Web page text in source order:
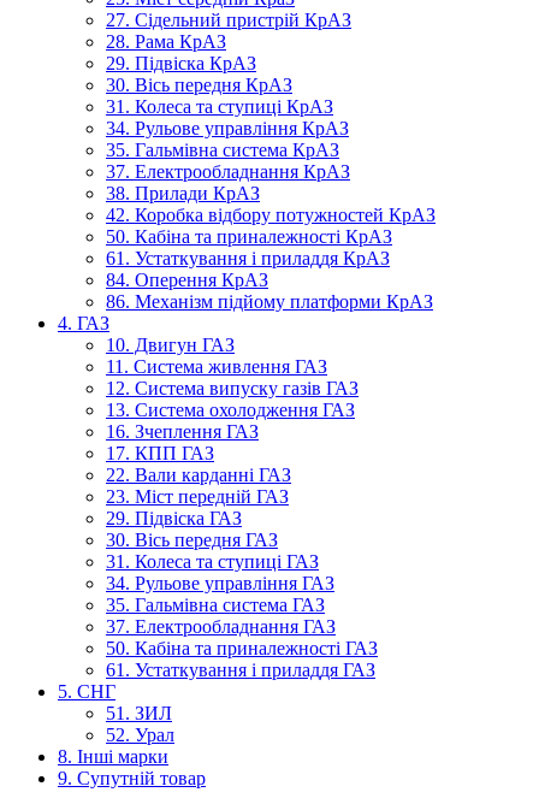
27. Сідельний пристрій КрАЗ
28. Рама КрАЗ
29. Підвіска КрАЗ
30. Вісь передня КрАЗ
31. Колеса та ступиці КрАЗ
34. Рульове управління КрАЗ
35. Гальмівна система КрАЗ
37. Електрообладнання КрАЗ
38. Прилади КрАЗ
42. Коробка відбору потужностей КрАЗ
50. Кабіна та приналежності КрАЗ
61. Устаткування і приладдя КрАЗ
84. Оперення КрАЗ
86. Механізм підйому платформи КрАЗ
4. ГАЗ
10. Двигун ГАЗ
11. Система живлення ГАЗ
12. Система випуску газів ГАЗ
13. Система охолодження ГАЗ
16. Зчеплення ГАЗ
17. КПП ГАЗ
22. Вали карданні ГАЗ
23. Міст передній ГАЗ
29. Підвіска ГАЗ
30. Вісь передня ГАЗ
31. Колеса та ступиці ГАЗ
34. Рульове управління ГАЗ
35. Гальмівна система ГАЗ
37. Електрообладнання ГАЗ
50. Кабіна та приналежності ГАЗ
61. Устаткування і приладдя ГАЗ
5. СНГ
51. ЗИЛ
52. Урал
8. Інші марки
9. Супутній товар